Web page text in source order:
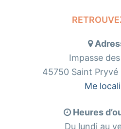
publications
Impasse
45750 Saint Pryvé
Me
Heures
Du lundi au